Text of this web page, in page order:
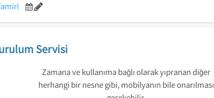
Servisi
Zamana ve kullanıma bağlı olarak yıpranan diğer
herhangi bir nesne gibi, mobilyanın bile onarılması